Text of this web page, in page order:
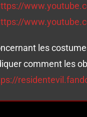
les
comment les